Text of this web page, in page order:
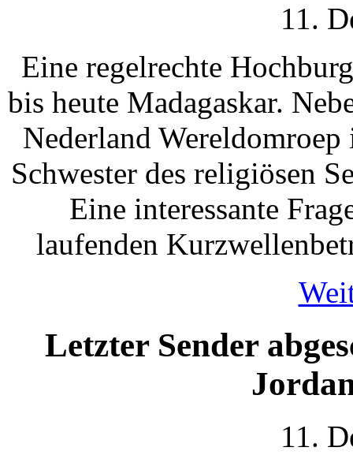
11.
Eine regelrechte
bis heute Madagaskar.
Nederland
Schwester des religiösen
Eine interessante
laufenden
Letzter Sender
11.